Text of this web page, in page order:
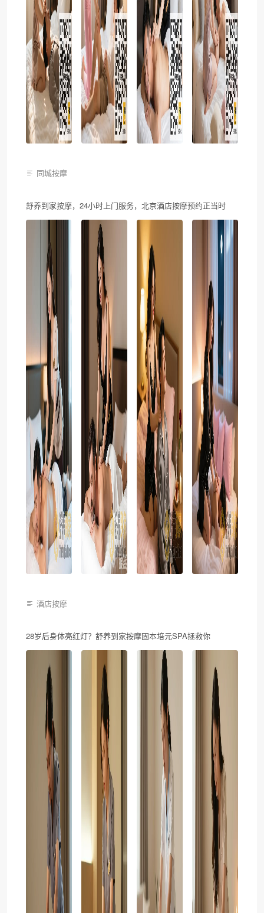
同城按摩
舒养到家按摩，24小时上门服务，北京酒店按摩预约正当时
酒店按摩
28岁后身体亮红灯？舒养到家按摩固本培元SPA拯救你